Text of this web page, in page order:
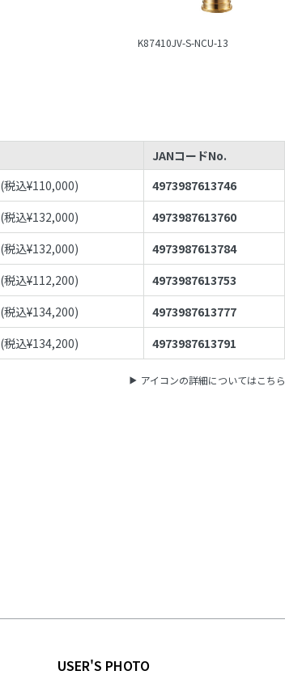
K87410JV-S-NCU-13
JANコードNo.
(税込¥110,000)
4973987613746
(税込¥132,000)
4973987613760
(税込¥132,000)
4973987613784
(税込¥112,200)
4973987613753
(税込¥134,200)
4973987613777
(税込¥134,200) 4973987613791
アイコンの詳細についてはこちら
USER'S PHOTO